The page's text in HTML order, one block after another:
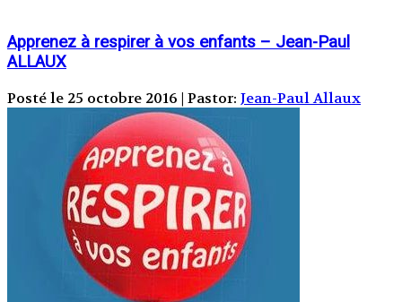
Apprenez à respirer à vos enfants – Jean-Paul
ALLAUX
Posté le 25 octobre 2016 | Pastor: Jean-Paul Allaux